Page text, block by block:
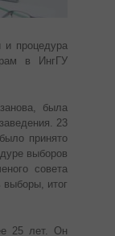
и процедура
в ИнгГУ
была
23
принято
выборов
совета
итог
25 лет. Он